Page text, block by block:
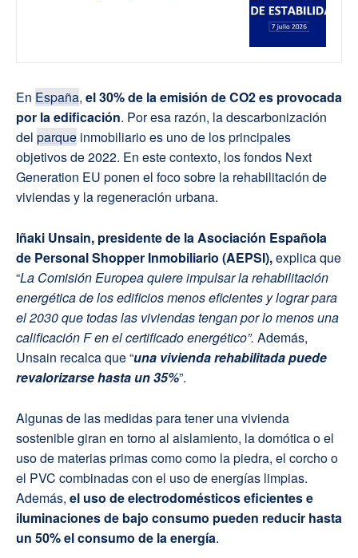
En España, el 30% de la emisión de CO2 es provocada
por la edificación. Por esa razón, la descarbonización
del parque inmobiliario es uno de los principales
objetivos de 2022. En este contexto, los fondos Next
Generation EU ponen el foco sobre la rehabilitación de
viviendas y la regeneración urbana.
Iñaki Unsain, presidente de laAsociación Española
de Personal Shopper Inmobiliario (AEPSI),explica que
“La Comisión Europea quiere impulsar la rehabilitación
energética de los edificios menos eficientes y lograr para
el 2030 que todas las viviendas tengan por lo menos una
calificación F en el certificado energético”. Además,
Unsain recalca que “una vivienda rehabilitada puede
revalorizarse hasta un 35%”.
Algunas de las medidas para tener una vivienda
sostenible giran en torno al aislamiento, la domótica o el
uso de materias primas como como la piedra, el corcho o
el PVC combinadas con el uso de energías limpias.
Además, el uso de electrodomésticos eficientes e
iluminaciones de bajo consumo pueden reducir hasta
un 50% el consumo de la energía.